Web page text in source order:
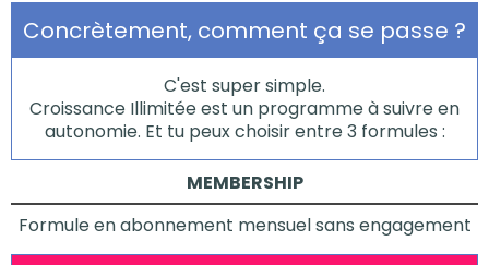
Concrètement, comment ça se passe ?
C'est super simple.
Croissance Illimitée est un programme à suivre en
autonomie. Et tu peux choisir entre 3 formules :
MEMBERSHIP
Formule en abonnement mensuel sans engagement